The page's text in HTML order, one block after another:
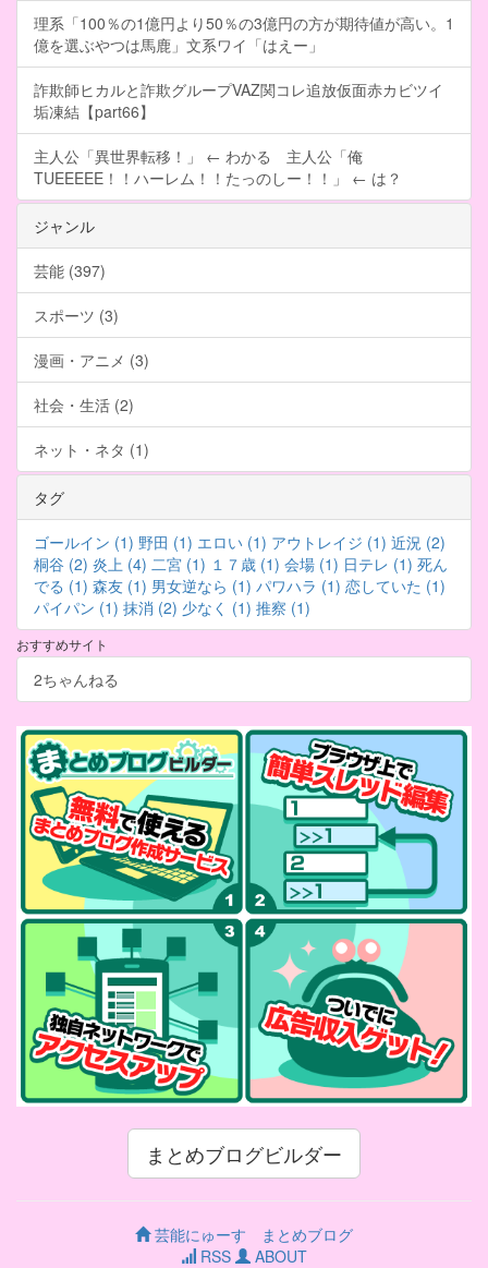
理系「100％の1億円より50％の3億円の方が期待値が高い。1
億を選ぶやつは馬鹿」文系ワイ「はえー」
詐欺師ヒカルと詐欺グループVAZ関コレ追放仮面赤カビツイ
垢凍結【part66】
主人公「異世界転移！」 ← わかる 主人公「俺
TUEEEEE！！ハーレム！！たっのしー！！」 ← は？
ジャンル
芸能 (397)
スポーツ (3)
漫画・アニメ (3)
社会・生活 (2)
ネット・ネタ (1)
タグ
ゴールイン (1) 野田 (1) エロい (1) アウトレイジ (1) 近況 (2)
桐谷 (2) 炎上 (4) 二宮 (1) １７歳 (1) 会場 (1) 日テレ (1) 死ん
でる (1) 森友 (1) 男女逆なら (1) パワハラ (1) 恋していた (1)
パイパン (1) 抹消 (2) 少なく (1) 推察 (1)
おすすめサイト
2ちゃんねる
まとめブログビルダー
芸能にゅーす まとめブログ
RSS
ABOUT